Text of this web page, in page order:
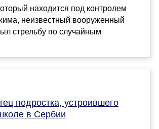
находится под контролем
неизвестный вооруженный
стрельбу по случайным
подростка, устроившего
в Сербии